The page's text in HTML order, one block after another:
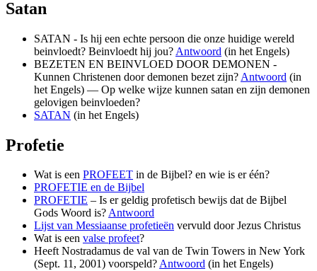
Satan
SATAN - Is hij een echte persoon die onze huidige wereld
beinvloedt? Beinvloedt hij jou? Antwoord (in het Engels)
BEZETEN EN BEINVLOED DOOR DEMONEN -
Kunnen Christenen door demonen bezet zijn? Antwoord (in
het Engels) — Op welke wijze kunnen satan en zijn demonen
gelovigen beinvloeden?
SATAN (in het Engels)
Profetie
Wat is een PROFEET in de Bijbel? en wie is er één?
PROFETIE en de Bijbel
PROFETIE – Is er geldig profetisch bewijs dat de Bijbel
Gods Woord is?Antwoord
Lijst van Messiaanse profetieën vervuld door Jezus Christus
Wat is een valse profeet?
Heeft Nostradamus de val van de Twin Towers in New York
(Sept. 11, 2001) voorspeld?Antwoord (in het Engels)